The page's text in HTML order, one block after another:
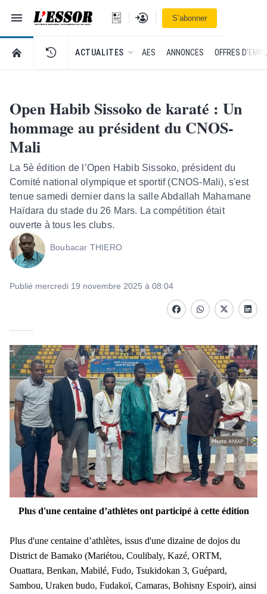
Navigation
L'Essor - retour à la une
Se connecterS’abonner
RETOUR À LA PAGE D’ACCUEIL DE L'ESSOR
ACTUALITES AES ANNONCES OFFRES
Open Habib Sissoko de karaté : Un
hommage au président du CNOS-
Mali
La 5è édition de l’Open Habib Sissoko, président du
Comité national olympique et sportif (CNOS-Mali), s'est
tenue samedi dernier dans la salle Abdallah Mahamane
Haïdara du stade du 26 Mars. La compétition était
ouverte à tous les clubs.
Boubacar THIERO
Publié mercredi 19 novembre 2025 à 08:04
FacebookwhatsappTwitter
Plus d'une centaine d’athlètes ont participé à cette édition
Plus d'une centaine d’athlètes, issus d'une dizaine de dojos du
District de Bamako (Mariétou, Coulibaly, Kazé, ORTM,
Ouattara, Benkan, Mabilé, Fudo, Tsukidokan 3, Guépard,
Sambou, Uraken budo, Fudakoï, Camaras, Bohisny Espoir), ainsi